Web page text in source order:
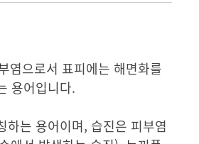
염으로서 표피에는 해면화를
용어입니다.
는 용어이며, 습진은 피부염